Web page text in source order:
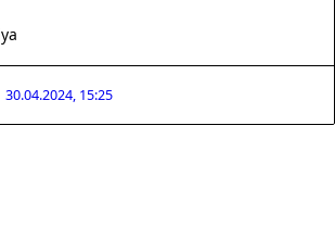
30.04.2024, 15:25